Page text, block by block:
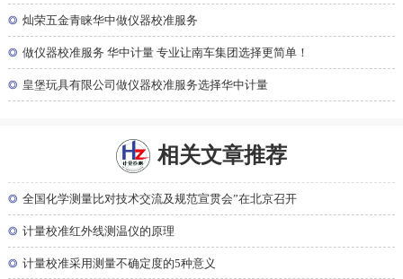
◎ 灿荣五金青睐华中做仪器校准服务
◎ 做仪器校准服务 华中计量 专业让南车集团选择更简单！
◎ 皇堡玩具有限公司做仪器校准服务选择华中计量
相关文章推荐
◎ 全国化学测量比对技术交流及规范宣贯会”在北京召开
◎ 计量校准红外线测温仪的原理
◎ 计量校准采用测量不确定度的5种意义